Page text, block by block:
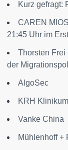
Kurz gefragt:
CAREN
21:45 Uhr im
Thorsten Frei
der
AlgoSec
KRH
Vanke China
Mühlenhoff +